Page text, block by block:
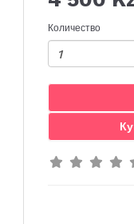
Количество